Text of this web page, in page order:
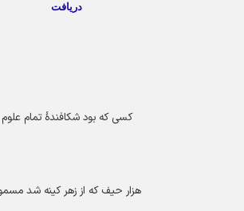
دریافت
کسی که بود شکافندۀ تمام علوم
هزار حیف که از زهر کینه شد مسموم